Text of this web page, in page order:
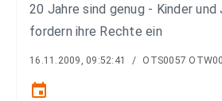
20 Jahre sind genug - Kinder und
fordern ihre Rechte ein
16.11.2009, 09:52:41 / OTS0057
event